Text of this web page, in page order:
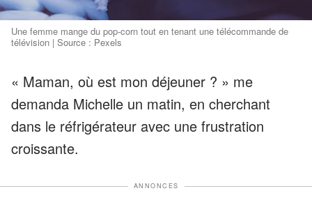
Une femme mange du pop-corn tout en tenant une télécommande de
télévision | Source : Pexels
« Maman, où est mon déjeuner ? » me
demanda Michelle un matin, en cherchant
dans le réfrigérateur avec une frustration
croissante.
ANNONCES